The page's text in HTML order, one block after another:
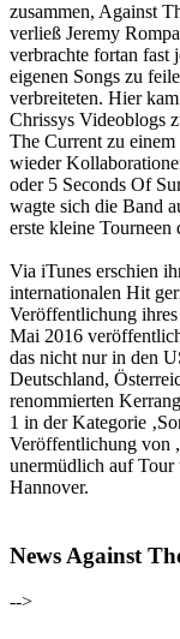
zusammen, Against
verließ Jeremy
verbrachte fortan fast
eigenen Songs zu
verbreiteten. Hier
Chrissys Videoblogs
The Current zu
wieder
oder 5 Seconds Of
wagte sich die Band
erste kleine
Via iTunes erschien
internationalen Hit
Veröffentlichung
Mai 2016
das nicht nur in den
Deutschland,
renommierten
1 in der Kategorie
Veröffentlichung von
unermüdlich auf
Hannover.
News Against
-->